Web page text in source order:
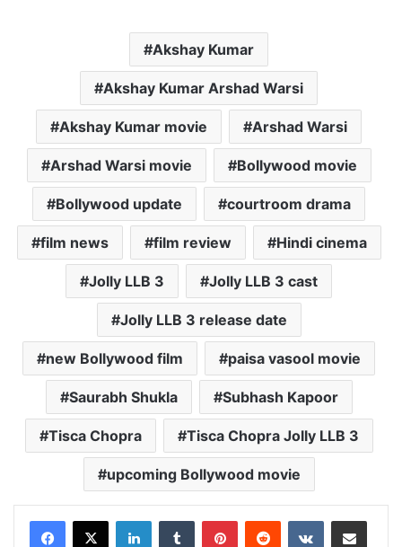
Akshay Kumar
Akshay Kumar Arshad Warsi
Akshay Kumar movie Arshad Warsi
Arshad Warsi movie Bollywood movie
Bollywood update courtroom drama
film news film review Hindi cinema
Jolly LLB 3 Jolly LLB 3 cast
Jolly LLB 3 release date
new Bollywood film paisa vasool movie
Saurabh Shukla Subhash Kapoor
Tisca Chopra Tisca Chopra Jolly LLB 3
upcoming Bollywood movie
LinkedInTumblr PinterestReddit VKontakteShare via Email